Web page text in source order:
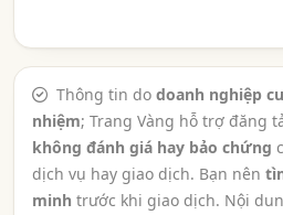
Thông tin do doanh nghiệp
nhiệm; Trang Vàng hỗ trợ đăng
không đánh giá hay bảo chứng
dịch vụ hay giao dịch. Bạn nên
minh trước khi giao dịch. Nội